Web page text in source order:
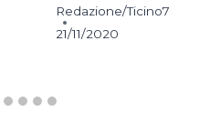
Redazione/Ticino7
21/11/2020